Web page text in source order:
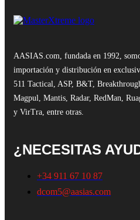
AASIAS.com, fundada en 1992,
importación y distribución en
511 Tactical, ASP, B&T,
Magpul, Mantis, Radar, RedMan,
y VirTra, entre otras.
¿NECESITAS
+34 911 67 10 87
dcom5@aasias.com